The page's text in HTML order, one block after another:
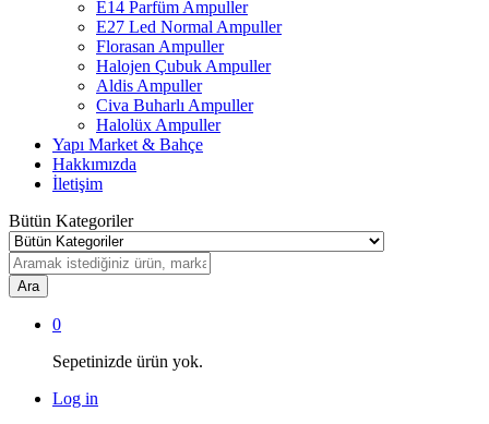
E14 Parfüm Ampuller
E27 Led Normal Ampuller
Florasan Ampuller
Halojen Çubuk Ampuller
Aldis Ampuller
Civa Buharlı Ampuller
Halolüx Ampuller
Yapı Market & Bahçe
Hakkımızda
İletişim
Bütün Kategoriler
Ara
0
Sepetinizde ürün yok.
Log in